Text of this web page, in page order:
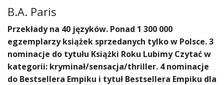
B.A. Paris
​Przekłady na 40 języków. Ponad 1 300 000
egzemplarzy książek sprzedanych tylko w Polsce. 3
nominacje do tytułu Książki Roku Lubimy Czytać w
kategorii: kryminał/sensacja/thriller. 4 nominacje
do Bestsellera Empiku i tytuł Bestsellera Empiku dla